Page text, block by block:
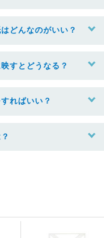
どんなのがいい？
すとどうなる？
ればいい？